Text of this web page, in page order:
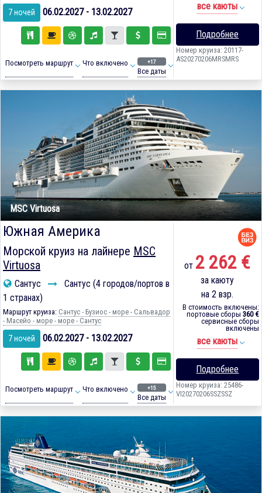
7 ночей 06.02.2027 - 13.02.2027
Посмотреть маршрут Что включено +17
Все даты
все каюты
Подробнее
Номер круиза: 20117-
AS20270206MRSMRS
MSC Virtuosa
Южная Америка
Морской круиз на лайнере MSC
Virtuosa
Сантус
Сантус (4 городов/портов в
1 странах)
Маршрут круиза: Сантус - Бузиос - море - Сальвадор
- Масейо - море - море - Сантус
7 ночей 06.02.2027 - 13.02.2027
Посмотреть маршрут Что включено +15
Все даты
от 2 262 €
за каюту
на 2 взр.
В стоимость включены:
портовые сборы 360 €
сервисные сборы
включены
все каюты
Подробнее
Номер круиза: 25486-
VI20270206SSZSSZ